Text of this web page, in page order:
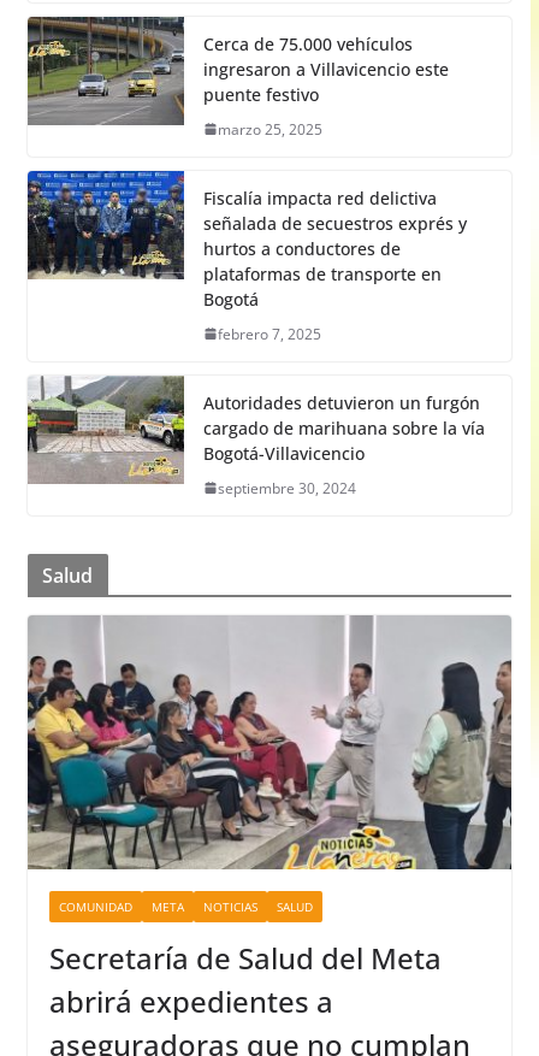
Cerca de 75.000 vehículos
ingresaron a Villavicencio este
puente festivo
marzo 25, 2025
Fiscalía impacta red delictiva
señalada de secuestros exprés y
hurtos a conductores de
plataformas de transporte en
Bogotá
febrero 7, 2025
Autoridades detuvieron un furgón
cargado de marihuana sobre la vía
Bogotá-Villavicencio
septiembre 30, 2024
Salud
COMUNIDAD META NOTICIAS SALUD
Secretaría de Salud del Meta
abrirá expedientes a
aseguradoras que no cumplan